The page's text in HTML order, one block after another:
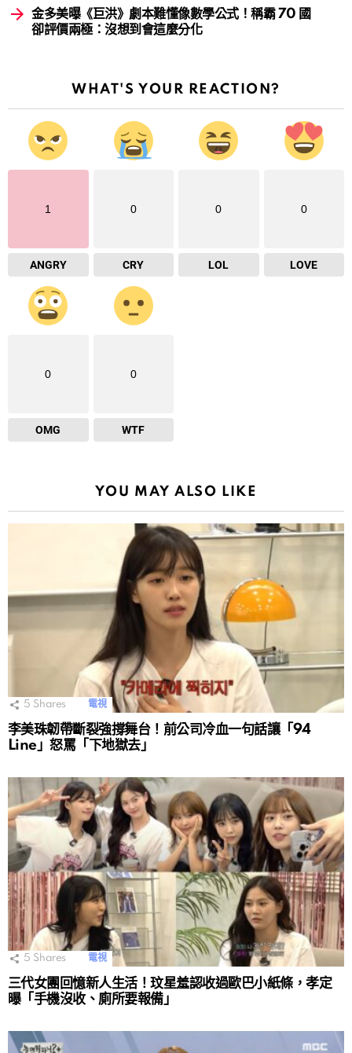
金多美曝《巨洪》劇本難懂像數學公式！稱霸 70 國
卻評價兩極：沒想到會這麼分化
WHAT'S YOUR REACTION?
1
ANGRY
0
CRY
0
LOL
0
LOVE
0
OMG
0
WTF
YOU MAY ALSO LIKE
5 Shares 電視
李美珠韌帶斷裂強撐舞台！前公司冷血一句話讓「94
Line」怒罵「下地獄去」
5 Shares 電視
三代女團回憶新人生活！玟星羞認收過歐巴小紙條，孝定
曝「手機沒收、廁所要報備」